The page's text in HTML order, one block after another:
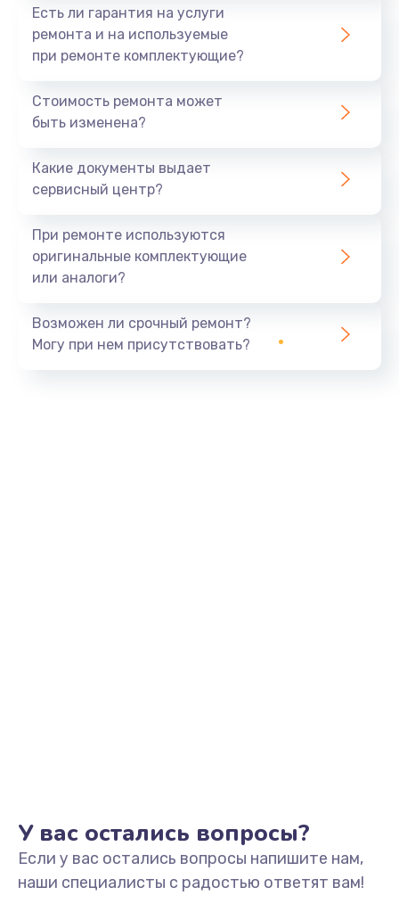
Есть ли гарантия на услуги
ремонта и на используемые
при ремонте комплектующие?
Стоимость ремонта может
быть изменена?
Какие документы выдает
сервисный центр?
При ремонте используются
оригинальные комплектующие
или аналоги?
Возможен ли срочный ремонт?
Могу при нем присутствовать?
У вас остались вопросы?
Если у вас остались вопросы напишите нам,
наши специалисты с радостью ответят вам!